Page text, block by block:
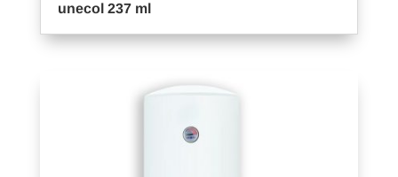
unecol 237 ml